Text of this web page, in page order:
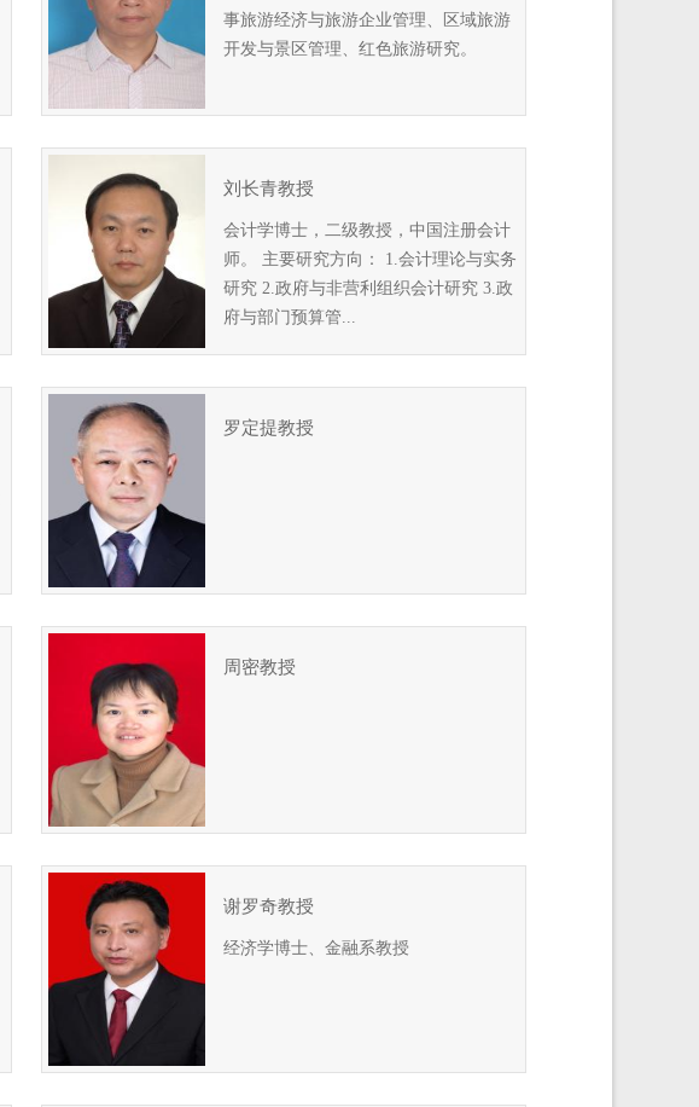
事旅游经济与旅游企业管理、区域旅游
开发与景区管理、红色旅游研究。
刘长青教授
会计学博士，二级教授，中国注册会计
师。 主要研究方向： 1.会计理论与实务
研究 2.政府与非营利组织会计研究 3.政
府与部门预算管...
罗定提教授
周密教授
谢罗奇教授
经济学博士、金融系教授